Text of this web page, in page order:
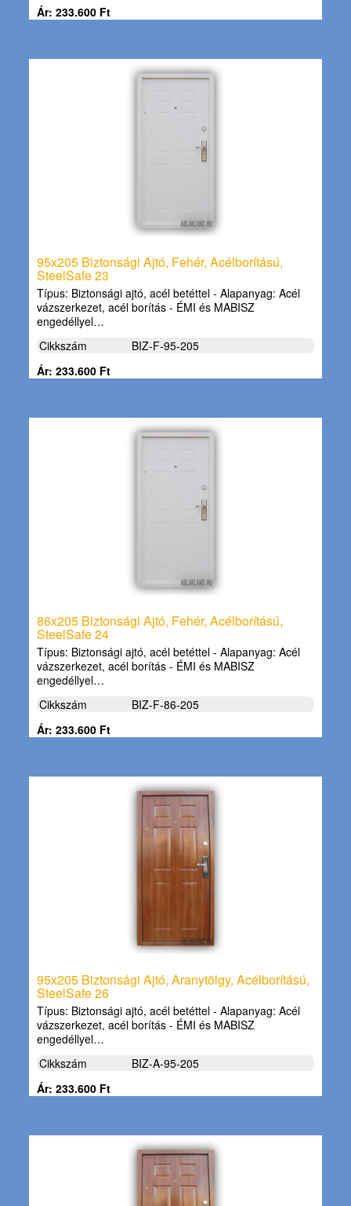
Ár: 233.600 Ft
95x205 Biztonsági Ajtó, Fehér, Acélborítású,
SteelSafe 23
Típus: Biztonsági ajtó, acél betéttel - Alapanyag: Acél
vázszerkezet, acél borítás - ÉMI és MABISZ
engedéllyel…
Cikkszám
BIZ-F-95-205
Ár: 233.600 Ft
86x205 Biztonsági Ajtó, Fehér, Acélborítású,
SteelSafe 24
Típus: Biztonsági ajtó, acél betéttel - Alapanyag: Acél
vázszerkezet, acél borítás - ÉMI és MABISZ
engedéllyel…
Cikkszám
BIZ-F-86-205
Ár: 233.600 Ft
95x205 Biztonsági Ajtó, Aranytölgy, Acélborítású,
SteelSafe 26
Típus: Biztonsági ajtó, acél betéttel - Alapanyag: Acél
vázszerkezet, acél borítás - ÉMI és MABISZ
engedéllyel…
Cikkszám
BIZ-A-95-205
Ár: 233.600 Ft